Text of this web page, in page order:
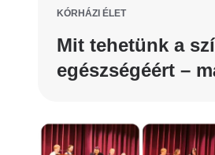
KÓRHÁZI ÉLET
Mit tehetünk a
egészségéért –